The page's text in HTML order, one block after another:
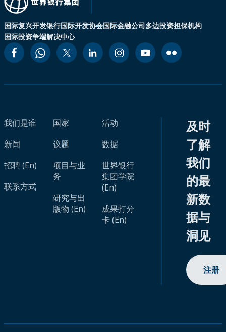
国际复兴开发银行国际开发协会国际金融公司多边投资担保机构
国际投资争端解决中心
我们是谁
新闻
招聘 (En)
联系方式
国家
议题
项目与业
务
研究与出
版物 (En)
活动
数据
世界银行
集团学院
(En)
成果打分
卡 (En)
及时
了解
我们
的最
新数
据与
洞见
注册